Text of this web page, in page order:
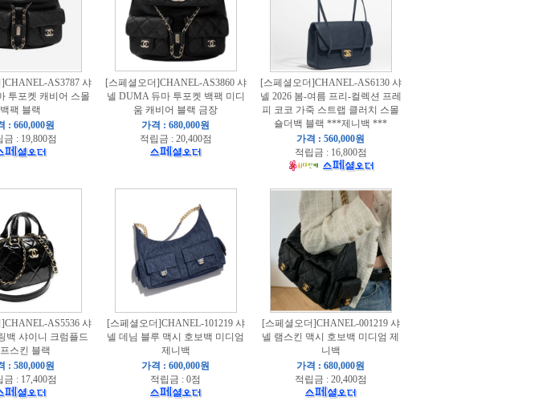
AS3787 샤
투포켓 캐비어 스몰
백팩 블랙
: 660,000원
금 : 19,800점
[스페셜오더]CHANEL-AS3860 샤
넬 DUMA 듀마 투포켓 백팩 미디
움 캐비어 블랙 금장
가격 : 680,000원
적립금 : 20,400점
[스페셜오더]CHANEL-AS6130 샤
넬 2026 봄-여름 프리-컬렉션 프레
피 코코 가죽 스트랩 클러치 스몰
숄더백 블랙 ***제니백 ***
가격 : 560,000원
적립금 : 16,800점
AS5536 샤
백 샤이니 크럼플드
스킨 블랙
: 580,000원
금 : 17,400점
[스페셜오더]CHANEL-101219 샤
넬 데님 블루 맥시 호보백 미디엄
제니백
가격 : 600,000원
적립금 : 0점
[스페셜오더]CHANEL-001219 샤
넬 램스킨 맥시 호보백 미디엄 제
니백
가격 : 680,000원
적립금 : 20,400점